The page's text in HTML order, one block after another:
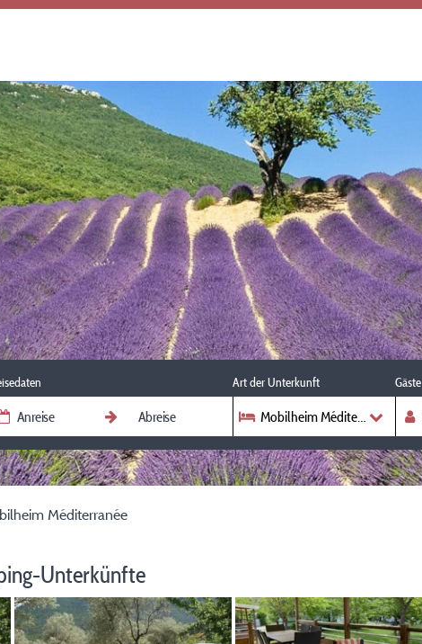
Art der Unterkunft
Mobilheim Méditerranée
Gäste
Méditerranée
Unterkünfte